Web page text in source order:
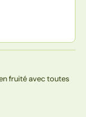
fruité avec toutes